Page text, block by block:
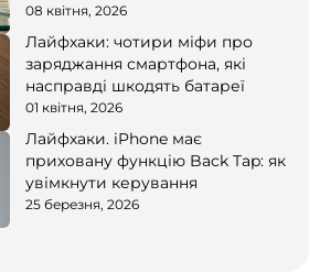
08 квітня, 2026
Лайфхаки: чотири міфи про
заряджання смартфона, які
насправді шкодять батареї
01 квітня, 2026
Лайфхаки. iPhone має
приховану функцію Back Tap: як
увімкнути керування
25 березня, 2026